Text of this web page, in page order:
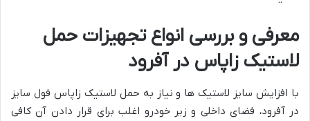
معرفی و بررسی انواع تجهیزات حمل
لاستیک زاپاس در آفرود
با افزایش سایز لاستیک ها و نیاز به حمل لاستیک زاپاس فول سایز
در آفرود، فضای داخلی و زیر خودرو اغلب برای قرار دادن آن کافی